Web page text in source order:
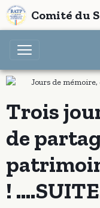
Comité du
Trois
de
!